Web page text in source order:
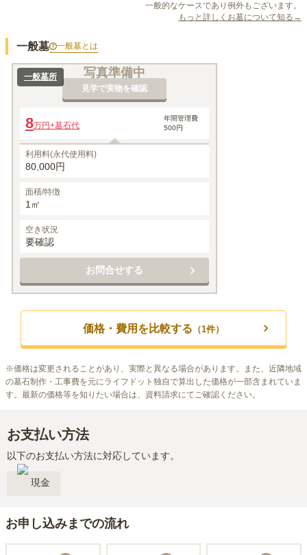
一般的なケースであり例外もございます。
もっと詳しくお墓について知る→
一般墓 一般墓とは
写真準備中
見学で実物を確認
一般墓所
8万円+墓石代
年間管理費
500円
利用料(永代使用料)
80,000円
面積/特徴
1㎡
空き状況
要確認
お問合せする
価格・費用を比較する （1件）
※価格は変更されることがあり、実際と異なる場合があります。また、近隣地域
の墓石制作・工事費を元にライフドット独自で算出した価格が一部含まれていま
す。最新の価格等を知りたい場合は、資料請求にてご確認ください。
お支払い方法
以下のお支払い方法に対応しています。
現金
お申し込みまでの流れ